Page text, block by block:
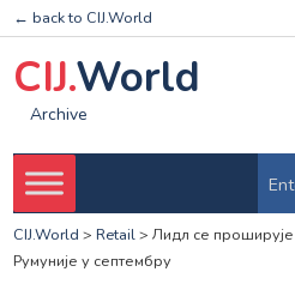
← back to CIJ.World
CIJ.World
Archive
CIJ.World > Retail> Лидл се
Румуније у септембру